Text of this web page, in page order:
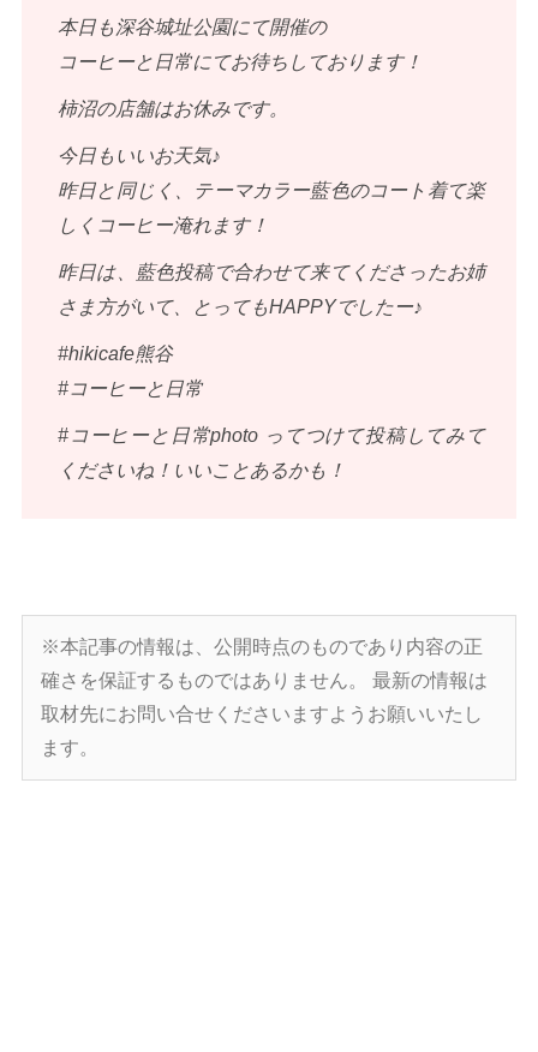
本日も深谷城址公園にて開催の
コーヒーと日常にてお待ちしております！
柿沼の店舗はお休みです。
今日もいいお天気♪
昨日と同じく、テーマカラー藍色のコート着て楽
しくコーヒー淹れます！
昨日は、藍色投稿で合わせて来てくださったお姉
さま方がいて、とってもHAPPYでしたー♪
#hikicafe熊谷
#コーヒーと日常
#コーヒーと日常photo ってつけて投稿してみて
くださいね！いいことあるかも！
※本記事の情報は、公開時点のものであり内容の正
確さを保証するものではありません。
最新の情報は
取材先にお問い合せくださいますようお願いいたし
ます。